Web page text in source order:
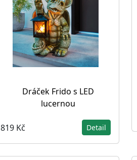
Dráček Frido s LED
lucernou
819 Kč Detail